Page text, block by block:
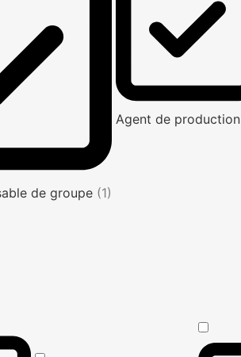
de groupe (1)
Agent de production